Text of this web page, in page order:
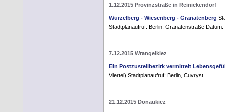
1.12.2015 Provinzstraße in Reinickendorf
Wurzelberg - Wiesenberg - Granatenberg
Stadtplanaufruf: Berlin, Granatenstraße Datum:
7.12.2015 Wrangelkiez
Ein Postzustellbezirk vermittelt
Viertel) Stadtplanaufruf: Berlin, Cuvryst...
21.12.2015 Donaukiez